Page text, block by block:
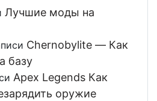
Лучшие моды на
Chernobylite — Как
базу
Apex Legends Как
оружие